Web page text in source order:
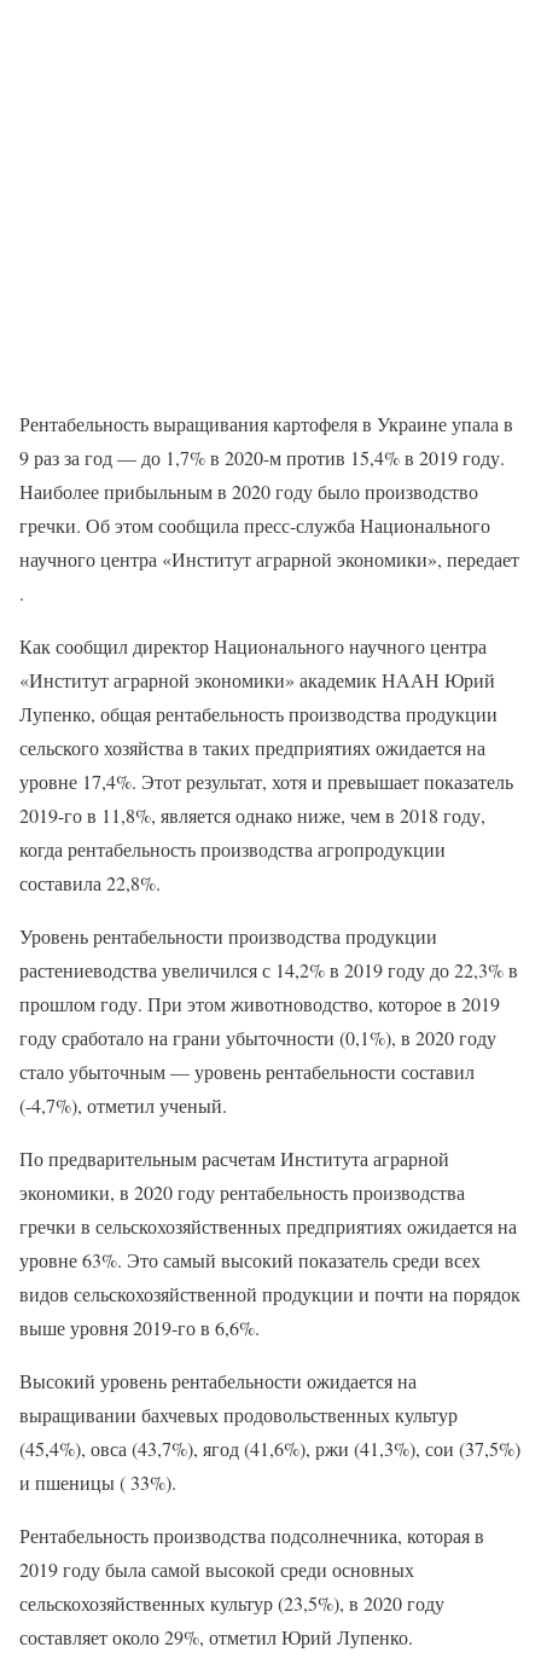
Рентабельность выращивания картофеля в Украине упала в
9 раз за год — до 1,7% в 2020-м против 15,4% в 2019 году.
Наиболее прибыльным в 2020 году было производство
гречки. Об этом сообщила пресс-служба Национального
научного центра «Институт аграрной экономики», передает
.
Как сообщил директор Национального научного центра
«Институт аграрной экономики» академик НААН Юрий
Лупенко, общая рентабельность производства продукции
сельского хозяйства в таких предприятиях ожидается на
уровне 17,4%. Этот результат, хотя и превышает показатель
2019-го в 11,8%, является однако ниже, чем в 2018 году,
когда рентабельность производства агропродукции
составила 22,8%.
Уровень рентабельности производства продукции
растениеводства увеличился с 14,2% в 2019 году до 22,3% в
прошлом году. При этом животноводство, которое в 2019
году сработало на грани убыточности (0,1%), в 2020 году
стало убыточным — уровень рентабельности составил
(-4,7%), отметил ученый.
По предварительным расчетам Института аграрной
экономики, в 2020 году рентабельность производства
гречки в сельскохозяйственных предприятиях ожидается на
уровне 63%. Это самый высокий показатель среди всех
видов сельскохозяйственной продукции и почти на порядок
выше уровня 2019-го в 6,6%.
Высокий уровень рентабельности ожидается на
выращивании бахчевых продовольственных культур
(45,4%), овса (43,7%), ягод (41,6%), ржи (41,3%), сои (37,5%)
и пшеницы ( 33%).
Рентабельность производства подсолнечника, которая в
2019 году была самой высокой среди основных
сельскохозяйственных культур (23,5%), в 2020 году
составляет около 29%, отметил Юрий Лупенко.